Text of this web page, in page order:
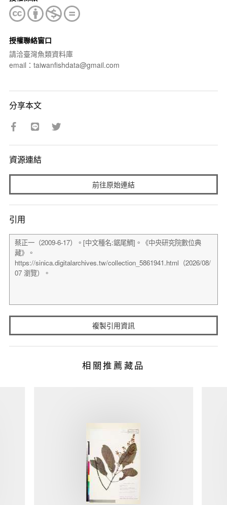
授權聯絡窗口
請洽臺灣魚類資料庫
email：taiwanfishdata@gmail.com
分享本文
資源連結
前往原始連結
引用
複製引用資訊
相關推薦藏品